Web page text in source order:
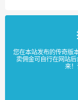
您在本站发布的传奇版
卖佣金可自行在网站
来